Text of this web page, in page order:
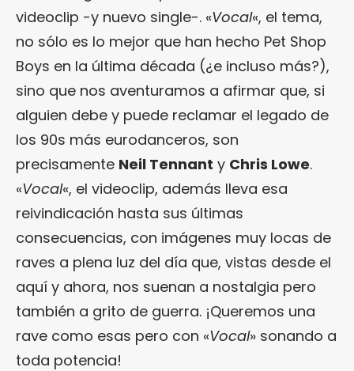
videoclip -y nuevo single-. «Vocal«, el tema,
no sólo es lo mejor que han hecho Pet Shop
Boys en la última década (¿e incluso más?),
sino que nos aventuramos a afirmar que, si
alguien debe y puede reclamar el legado de
los 90s más eurodanceros, son
precisamente Neil Tennant y Chris Lowe.
«Vocal«, el videoclip, además lleva esa
reivindicación hasta sus últimas
consecuencias, con imágenes muy locas de
raves a plena luz del día que, vistas desde el
aquí y ahora, nos suenan a nostalgia pero
también a grito de guerra. ¡Queremos una
rave como esas pero con «Vocal» sonando a
toda potencia!